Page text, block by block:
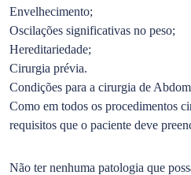
Envelhecimento;
Oscilações significativas no peso;
Hereditariedade;
Cirurgia prévia.
Condições para a cirurgia de
Como em todos os procedimentos
requisitos que o paciente deve
Não ter nenhuma patologia que